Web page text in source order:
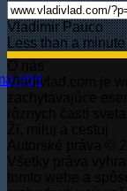
Vladimir Pauco
Less than a minute
Vladivlad.com je